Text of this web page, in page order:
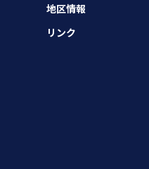
地区情報
リンク